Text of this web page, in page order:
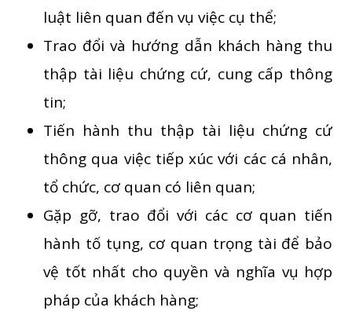
luật liên quan đến vụ việc cụ thể;
Trao đổi và hướng dẫn khách hàng thu
thập tài liệu chứng cứ, cung cấp thông
tin;
Tiến hành thu thập tài liệu chứng cứ
thông qua việc tiếp xúc với các cá nhân,
tổ chức, cơ quan có liên quan;
Gặp gỡ, trao đổi với các cơ quan tiến
hành tố tụng, cơ quan trọng tài để bảo
vệ tốt nhất cho quyền và nghĩa vụ hợp
pháp của khách hàng;